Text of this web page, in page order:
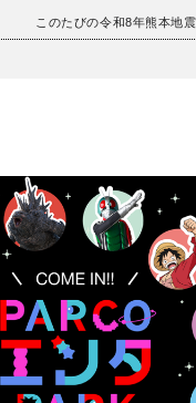
このたびの令和8年熊本地